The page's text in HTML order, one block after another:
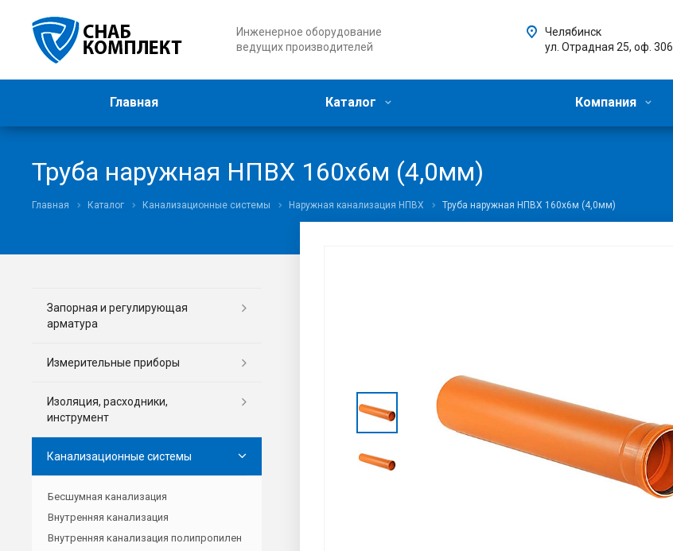
Инженерное оборудование
ведущих производителей
Челябинск
ул. Отрадная 25, оф. 306
Главная Каталог Компания
Труба наружная НПВХ 160х6м (4,0мм)
Главная Каталог Канализационные системы Наружная канализация НПВХ Труба наружная НПВХ 160х6м (4,0мм)
Запорная и регулирующая
арматура
Измерительные приборы
Изоляция, расходники,
инструмент
Канализационные системы
Бесшумная канализация
Внутренняя канализация
Внутренняя канализация полипропилен